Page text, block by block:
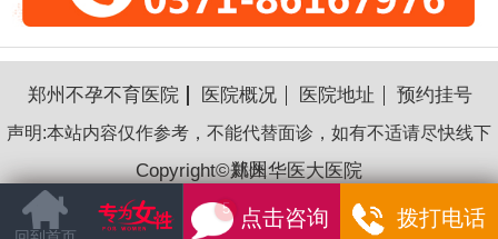
郑州不孕不育医院 医院概况 医院地址 预约挂号
声明:本站内容仅作参考，不能代替面诊，如有不适请尽快线下
就医
Copyright©郑州华医大医院
豫ICP备16018176号-35
点击咨询 拨打电话